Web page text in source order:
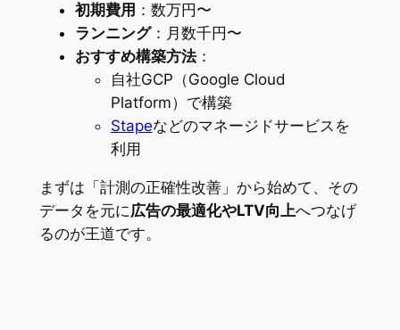
初期費用 ：数万円〜
ランニング：月数千円〜
おすすめ構築方法：
自社GCP（Google Cloud
Platform）で構築
Stapeなどのマネージドサービスを
利用
まずは「計測の正確性改善」から始めて、その
データを元に広告の最適化やLTV向上へつなげ
るのが王道です。